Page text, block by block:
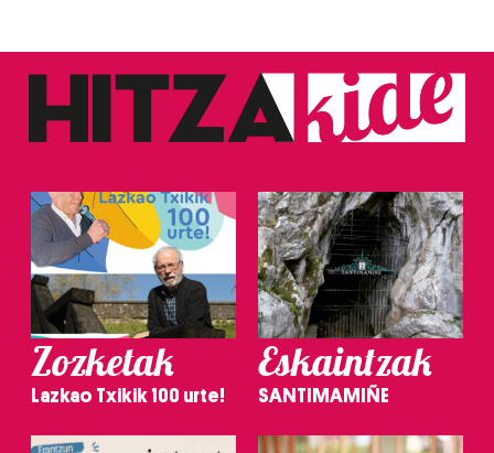
Zozketak
Lazkao Txikik 100 urte!
Eskaintzak
SANTIMAMIÑE